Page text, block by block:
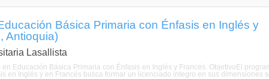
Básica Primaria con Énfasis en Inglés y
Antioquia)
Lasallista
Educación Básica Primaria con Énfasis en Inglés y Francés. ObjetivoEl
en Inglés y en Francés busca formar un licenciado integro en sus dimensiones